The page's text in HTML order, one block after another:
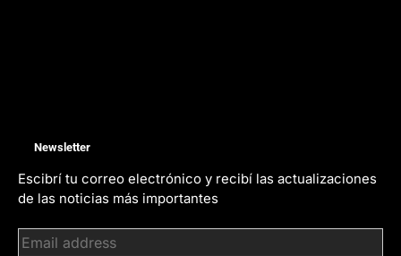
Newsletter
Escibrí tu correo electrónico y recibí las actualizaciones
de las noticias más importantes